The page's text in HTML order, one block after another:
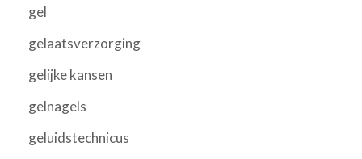
gel
gelaatsverzorging
gelijke kansen
gelnagels
geluidstechnicus